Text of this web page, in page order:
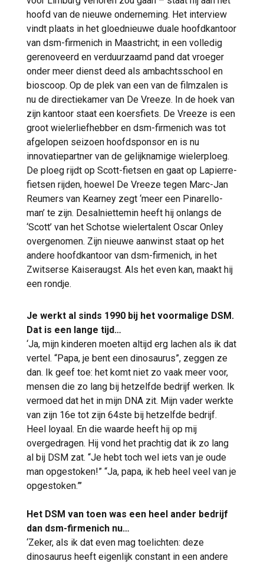
hoofd van de nieuwe onderneming. Het interview
vindt plaats in het gloednieuwe duale hoofdkantoor
van dsm-firmenich in Maastricht; in een volledig
gerenoveerd en verduurzaamd pand dat vroeger
onder meer dienst deed als ambachtsschool en
bioscoop. Op de plek van een van de filmzalen is
nu de directiekamer van De Vreeze. In de hoek van
zijn kantoor staat een koersfiets. De Vreeze is een
groot wielerliefhebber en dsm-firmenich was tot
afgelopen seizoen hoofdsponsor en is nu
innovatiepartner van de gelijknamige wielerploeg.
De ploeg rijdt op Scott-fietsen en gaat op Lapierre-
fietsen rijden, hoewel De Vreeze tegen Marc-Jan
Reumers van Kearney zegt ‘meer een Pinarello-
man’ te zijn. Desalniettemin heeft hij onlangs de
‘Scott’ van het Schotse wielertalent Oscar Onley
overgenomen. Zijn nieuwe aanwinst staat op het
andere hoofdkantoor van dsm-firmenich, in het
Zwitserse Kaiseraugst. Als het even kan, maakt hij
een rondje.
Je werkt al sinds 1990 bij het voormalige DSM.
Dat is een lange tijd…
‘Ja, mijn kinderen moeten altijd erg lachen als ik dat
vertel. “Papa, je bent een dinosaurus”, zeggen ze
dan. Ik geef toe: het komt niet zo vaak meer voor,
mensen die zo lang bij hetzelfde bedrijf werken. Ik
vermoed dat het in mijn DNA zit. Mijn vader werkte
van zijn 16e tot zijn 64ste bij hetzelfde bedrijf.
Heel loyaal. En die waarde heeft hij op mij
overgedragen. Hij vond het prachtig dat ik zo lang
al bij DSM zat. “Je hebt toch wel iets van je oude
man opgestoken!” “Ja, papa, ik heb heel veel van je
opgestoken.”’
Het DSM van toen was een heel ander bedrijf
dan dsm-firmenich nu…
‘Zeker, als ik dat even mag toelichten: deze
dinosaurus heeft eigenlijk constant in een andere